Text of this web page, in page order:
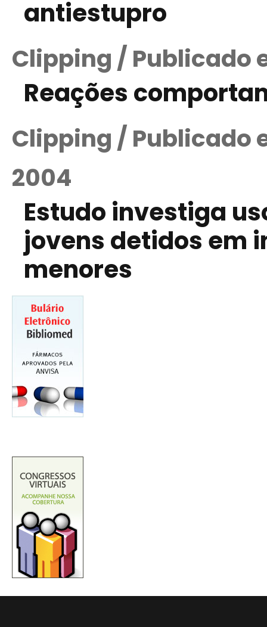
antiestupro
Clipping / Publicado
Reações
Clipping / Publicado
2004
Estudo investiga
jovens detidos em
menores